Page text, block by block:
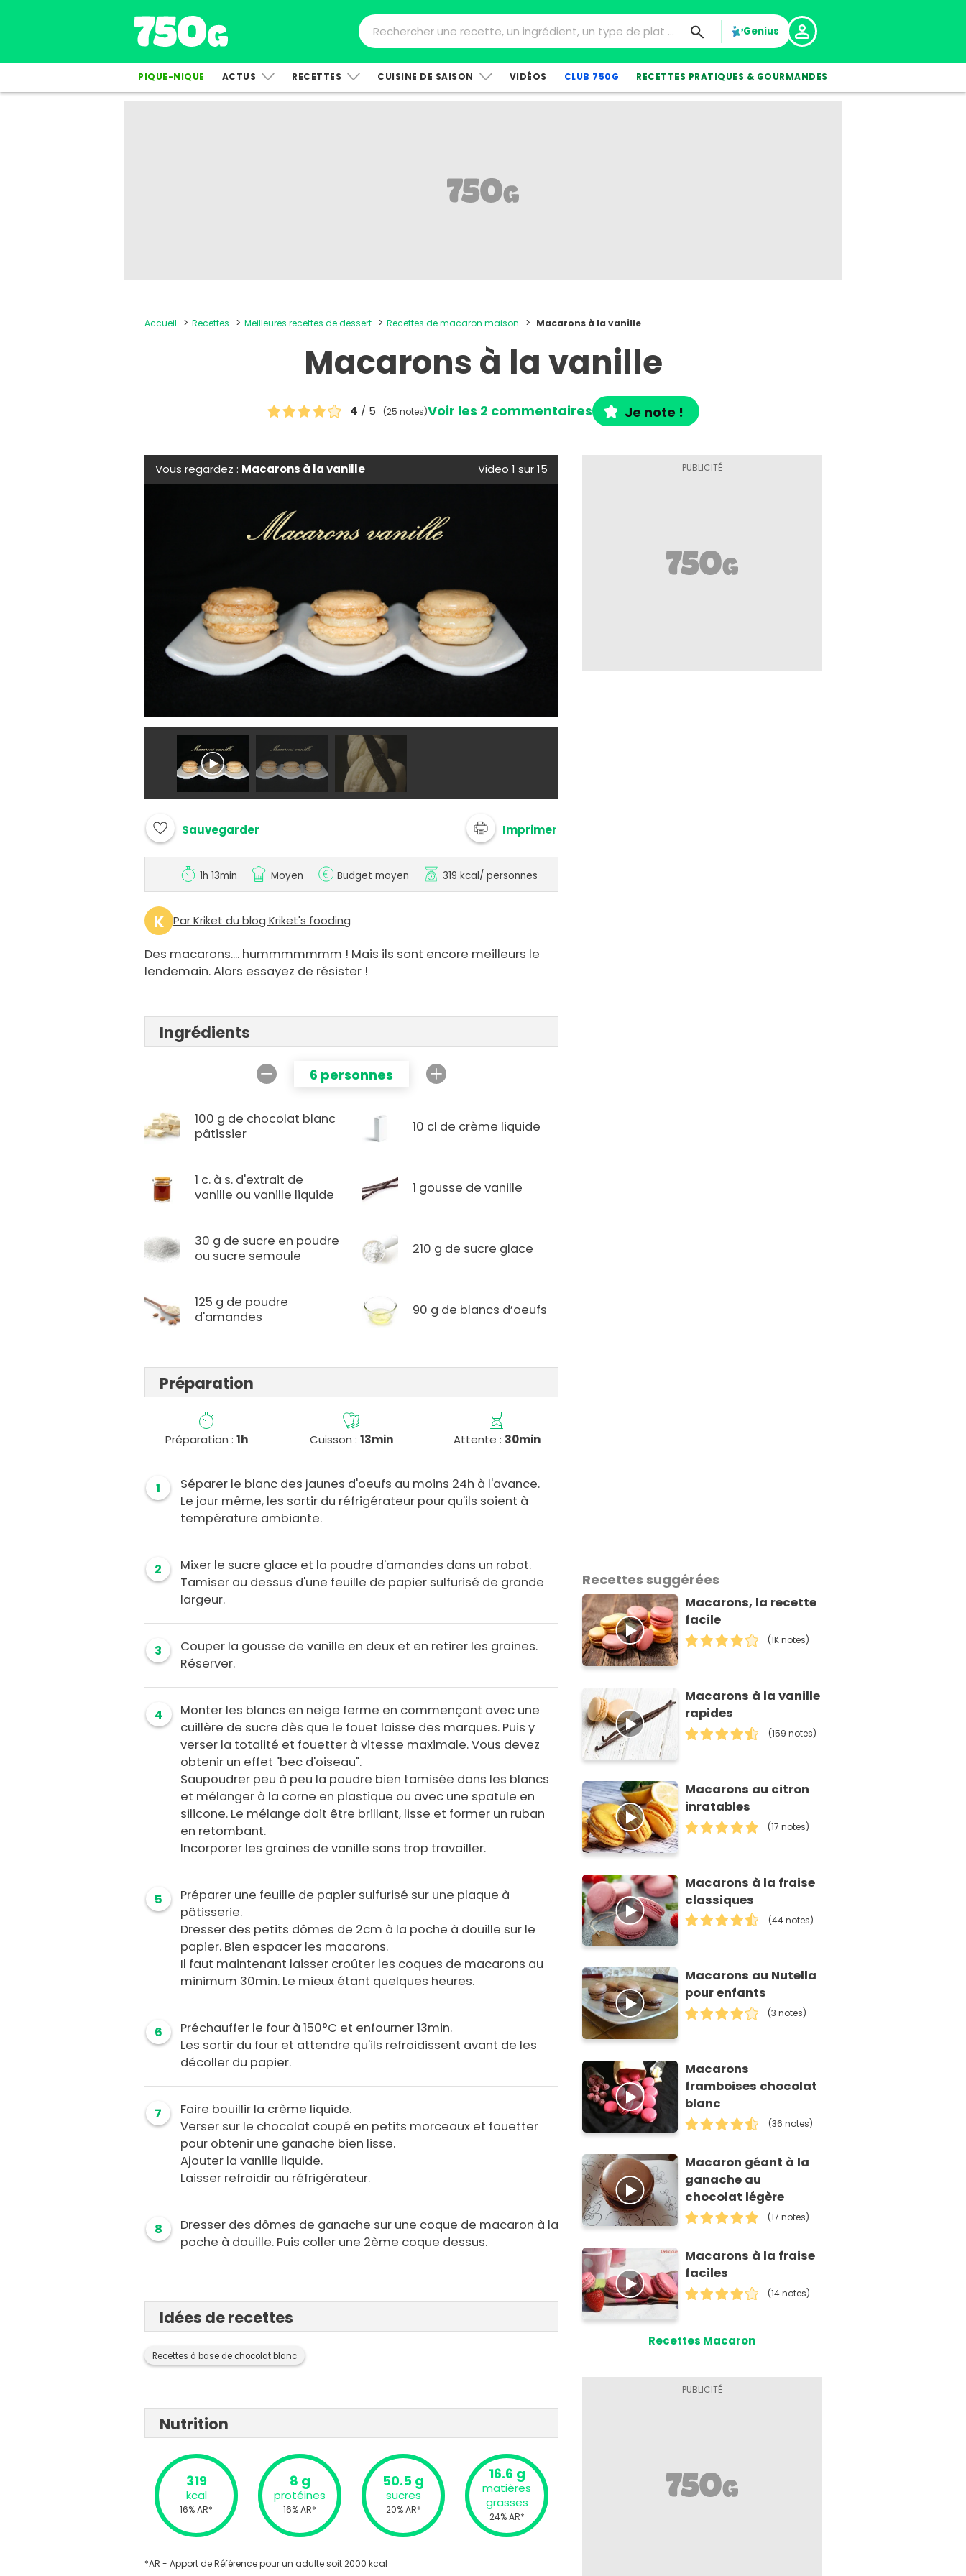
Genius
PIQUE-NIQUE ACTUS RECETTES CUISINE DE SAISON VIDÉOS CLUB 750G RECETTES PRATIQUES & GOURMANDES
Accueil Recettes Meilleures recettes de dessert Recettes de macaron maison Macarons à la vanille
Macarons à la vanille
4 / 5 (25 notes)Voir les 2 commentaires Je note !
Vous regardez : Macarons à la vanille Video 1 sur 15
Sauvegarder Imprimer
1h 13min Moyen Budget moyen 319 kcal/ personnes
K Par Kriket du blog Kriket's fooding
Des macarons.... hummmmmmm ! Mais ils sont encore meilleurs le
lendemain. Alors essayez de résister !
Ingrédients
6 personnes
100 g de chocolat blanc
pâtissier
10 cl de crème liquide
1 c. à s. d'extrait de
vanille ou vanille liquide
1 gousse de vanille
30 g de sucre en poudre
ou sucre semoule
210 g de sucre glace
125 g de poudre
d'amandes
90 g de blancs d’oeufs
Préparation
Préparation : 1h Cuisson :13min Attente : 30min
1
Séparer le blanc des jaunes d'oeufs au moins 24h à l'avance.
Le jour même, les sortir du réfrigérateur pour qu'ils soient à
température ambiante.
2
Mixer le sucre glace et la poudre d'amandes dans un robot.
Tamiser au dessus d'une feuille de papier sulfurisé de grande
largeur.
3
Couper la gousse de vanille en deux et en retirer les graines.
Réserver.
4
Monter les blancs en neige ferme en commençant avec une
cuillère de sucre dès que le fouet laisse des marques. Puis y
verser la totalité et fouetter à vitesse maximale. Vous devez
obtenir un effet "bec d'oiseau".
Saupoudrer peu à peu la poudre bien tamisée dans les blancs
et mélanger à la corne en plastique ou avec une spatule en
silicone. Le mélange doit être brillant, lisse et former un ruban
en retombant.
Incorporer les graines de vanille sans trop travailler.
5
Préparer une feuille de papier sulfurisé sur une plaque à
pâtisserie.
Dresser des petits dômes de 2cm à la poche à douille sur le
papier. Bien espacer les macarons.
Il faut maintenant laisser croûter les coques de macarons au
minimum 30min. Le mieux étant quelques heures.
6
Préchauffer le four à 150°C et enfourner 13min.
Les sortir du four et attendre qu'ils refroidissent avant de les
décoller du papier.
7
Faire bouillir la crème liquide.
Verser sur le chocolat coupé en petits morceaux et fouetter
pour obtenir une ganache bien lisse.
Ajouter la vanille liquide.
Laisser refroidir au réfrigérateur.
8
Dresser des dômes de ganache sur une coque de macaron à la
poche à douille. Puis coller une 2ème coque dessus.
Idées de recettes
Recettes à base de chocolat blanc
Nutrition
319
kcal
16% AR*
8 g
protéines
16% AR*
50.5 g
sucres
20% AR*
16.6 g
matières
grasses
24% AR*
*AR - Apport de Référence pour un adulte soit 2000 kcal
Recettes suggérées
Macarons, la recette
facile
(1K notes)
Macarons à la vanille
rapides
(159 notes)
Macarons au citron
inratables
(17 notes)
Macarons à la fraise
classiques
(44 notes)
Macarons au Nutella
pour enfants
(3 notes)
Macarons
framboises chocolat
blanc
(36 notes)
Macaron géant à la
ganache au
chocolat légère
(17 notes)
Macarons à la fraise
faciles
(14 notes)
Recettes Macaron